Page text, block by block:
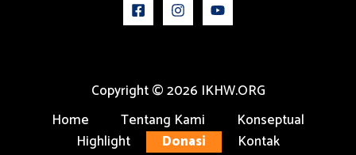
Copyright © 2026 IKHW.ORG
Home
Tentang Kami
Konseptual
Highlight
Donasi
Kontak